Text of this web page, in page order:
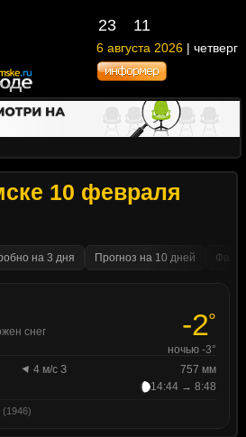
23 11
6 августа 2026 | четверг
10 февраля
на 3 дня Прогноз на 10 дней
снег -2°
ночью -3°
4 м/с З
757 мм
14:44 → 8:48
(1946)